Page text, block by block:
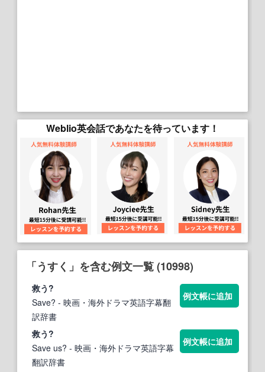
Weblio英会話であなたを待っています！
「うすく」を含む例文一覧 (10998)
救う?
Save? - 映画・海外ドラマ英語字幕翻
訳辞書
例文帳に追加
救う?
Save us? - 映画・海外ドラマ英語字幕
翻訳辞書
例文帳に追加